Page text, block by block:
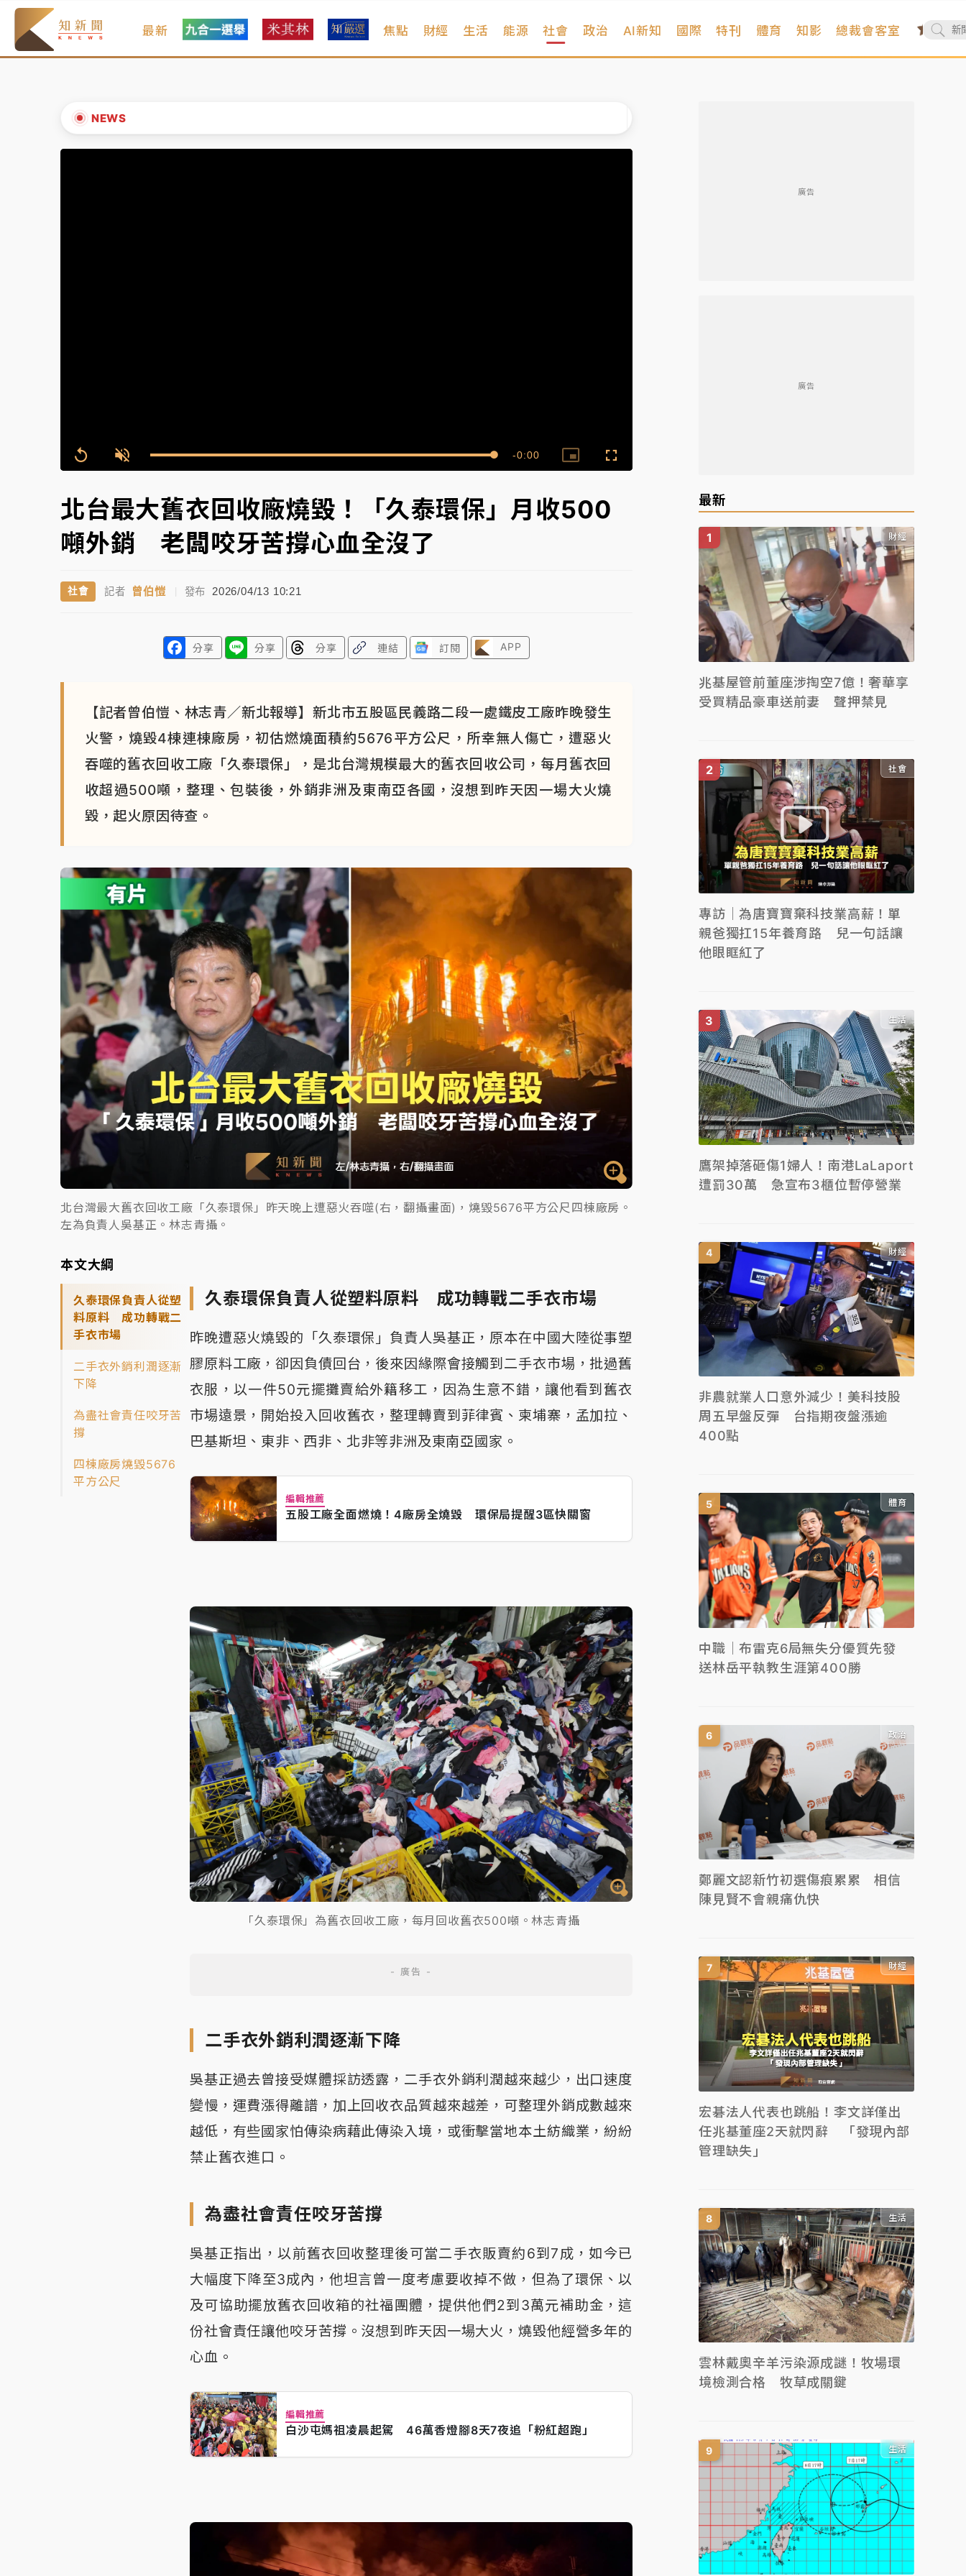
最新 焦點 財經 生活 能源 社會 政治 AI新知 國際 特刊 體育 知影 總裁會客室
NEWS
中信慈善基金會想增加董事人數！辜仲諒向法院聲請遭駁 理由曝光
故宮《龍藏經》特展第2檔！今線上預約開賣一度塞車 周六起展出延長至晚上7時
Replay Unmute Loaded:
100.00%
Remaining
-0:00
Picture-
in-
Fullscreen
北台最大舊衣回收廠燒毀！「久泰環保」月收500
噸外銷 老闆咬牙苦撐心血全沒了
社會 記者 曾伯愷 發布 2026/04/13 10:21
分享 分享 分享 連結 訂閱 APP
【記者曾伯愷、林志青／新北報導】新北市五股區民義路二段一處鐵皮工廠昨晚發生
火警，燒毀4棟連棟廠房，初估燃燒面積約5676平方公尺，所幸無人傷亡，遭惡火
吞噬的舊衣回收工廠「久泰環保」，是北台灣規模最大的舊衣回收公司，每月舊衣回
收超過500噸，整理、包裝後，外銷非洲及東南亞各國，沒想到昨天因一場大火燒
毀，起火原因待查。
北台灣最大舊衣回收工廠「久泰環保」昨天晚上遭惡火吞噬(右，翻攝畫面)，燒毀5676平方公尺四棟廠房。
左為負責人吳基正。林志青攝。
本文大綱
久泰環保負責人從塑
料原料 成功轉戰二
手衣市場
二手衣外銷利潤逐漸
下降
為盡社會責任咬牙苦
撐
四棟廠房燒毀5676
平方公尺
久泰環保負責人從塑料原料 成功轉戰二手衣市場
昨晚遭惡火燒毀的「久泰環保」負責人吳基正，原本在中國大陸從事塑
膠原料工廠，卻因負債回台，後來因緣際會接觸到二手衣市場，批過舊
衣服，以一件50元擺攤賣給外籍移工，因為生意不錯，讓他看到舊衣
市場遠景，開始投入回收舊衣，整理轉賣到菲律賓、柬埔寨，孟加拉、
巴基斯坦、東非、西非、北非等非洲及東南亞國家。
編輯推薦
五股工廠全面燃燒！4廠房全燒毀 環保局提醒3區快關窗
「久泰環保」為舊衣回收工廠，每月回收舊衣500噸。林志青攝
二手衣外銷利潤逐漸下降
吳基正過去曾接受媒體採訪透露，二手衣外銷利潤越來越少，出口速度
變慢，運費漲得離譜，加上回收衣品質越來越差，可整理外銷成數越來
越低，有些國家怕傳染病藉此傳染入境，或衝擊當地本土紡織業，紛紛
禁止舊衣進口。
為盡社會責任咬牙苦撐
吳基正指出，以前舊衣回收整理後可當二手衣販賣約6到7成，如今已
大幅度下降至3成內，他坦言曾一度考慮要收掉不做，但為了環保、以
及可協助擺放舊衣回收箱的社福團體，提供他們2到3萬元補助金，這
份社會責任讓他咬牙苦撐。沒想到昨天因一場大火，燒毀他經營多年的
心血。
編輯推薦
白沙屯媽祖凌晨起駕 46萬香燈腳8天7夜追「粉紅超跑」
廣告
廣告
最新
財經
兆基屋管前董座涉掏空7億！奢華享
受買精品豪車送前妻 聲押禁見
社會
專訪｜為唐寶寶棄科技業高薪！單
親爸獨扛15年養育路 兒一句話讓
他眼眶紅了
生活
鷹架掉落砸傷1婦人！南港LaLaport
遭罰30萬 急宣布3櫃位暫停營業
財經
非農就業人口意外減少！美科技股
周五早盤反彈 台指期夜盤漲逾
400點
體育
中職｜布雷克6局無失分優質先發
送林岳平執教生涯第400勝
政治
鄭麗文認新竹初選傷痕累累 相信
陳見賢不會親痛仇快
財經
宏碁法人代表也跳船！李文詳僅出
任兆基董座2天就閃辭 「發現內部
管理缺失」
生活
雲林戴奧辛羊污染源成謎！牧場環
境檢測合格 牧草成關鍵
生活